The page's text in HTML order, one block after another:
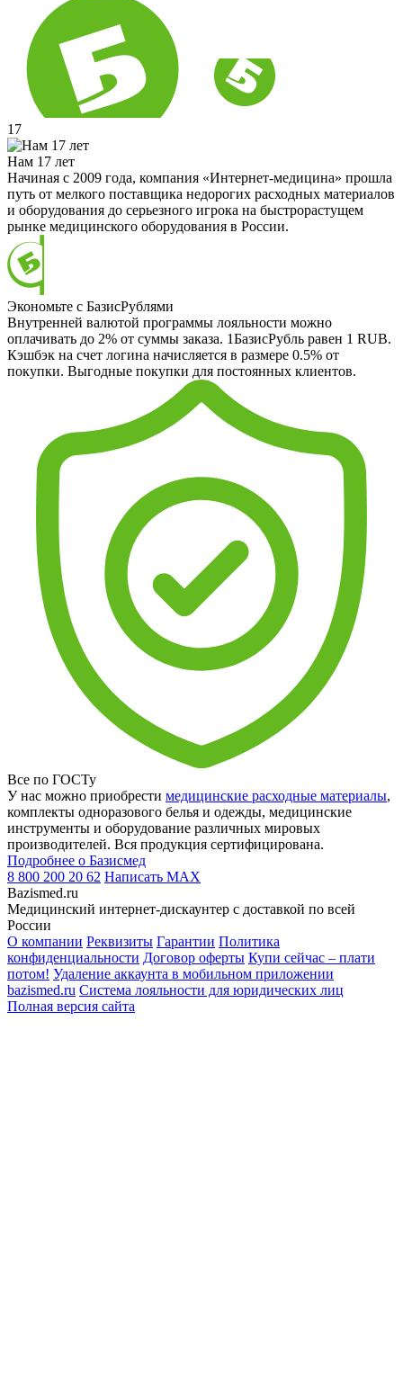
17
Нам 17 лет
Начиная с 2009 года, компания «Интернет-медицина» прошла
путь от мелкого поставщика недорогих расходных материалов
и оборудования до серьезного игрока на быстрорастущем
рынке медицинского оборудования в России.
Экономьте с БазисРублями
Внутренней валютой программы лояльности можно
оплачивать до 2% от суммы заказа. 1БазисРубль равен 1 RUB.
Кэшбэк на счет логина начисляется в размере 0.5% от
покупки. Выгодные покупки для постоянных клиентов.
Все по ГОСТу
У нас можно приобрести медицинские расходные материалы,
комплекты одноразового белья и одежды, медицинские
инструменты и оборудование различных мировых
производителей. Вся продукция сертифицирована.
Подробнее о Базисмед
8 800 200 20 62 Написать MAX
Bazismed.ru
Медицинский интернет-дискаунтер с доставкой по всей
России
О компании Реквизиты Гарантии Политика
конфиденциальности Договор оферты Купи сейчас – плати
потом! Удаление аккаунта в мобильном приложении
bazismed.ru Система лояльности для юридических лиц
Полная версия сайта